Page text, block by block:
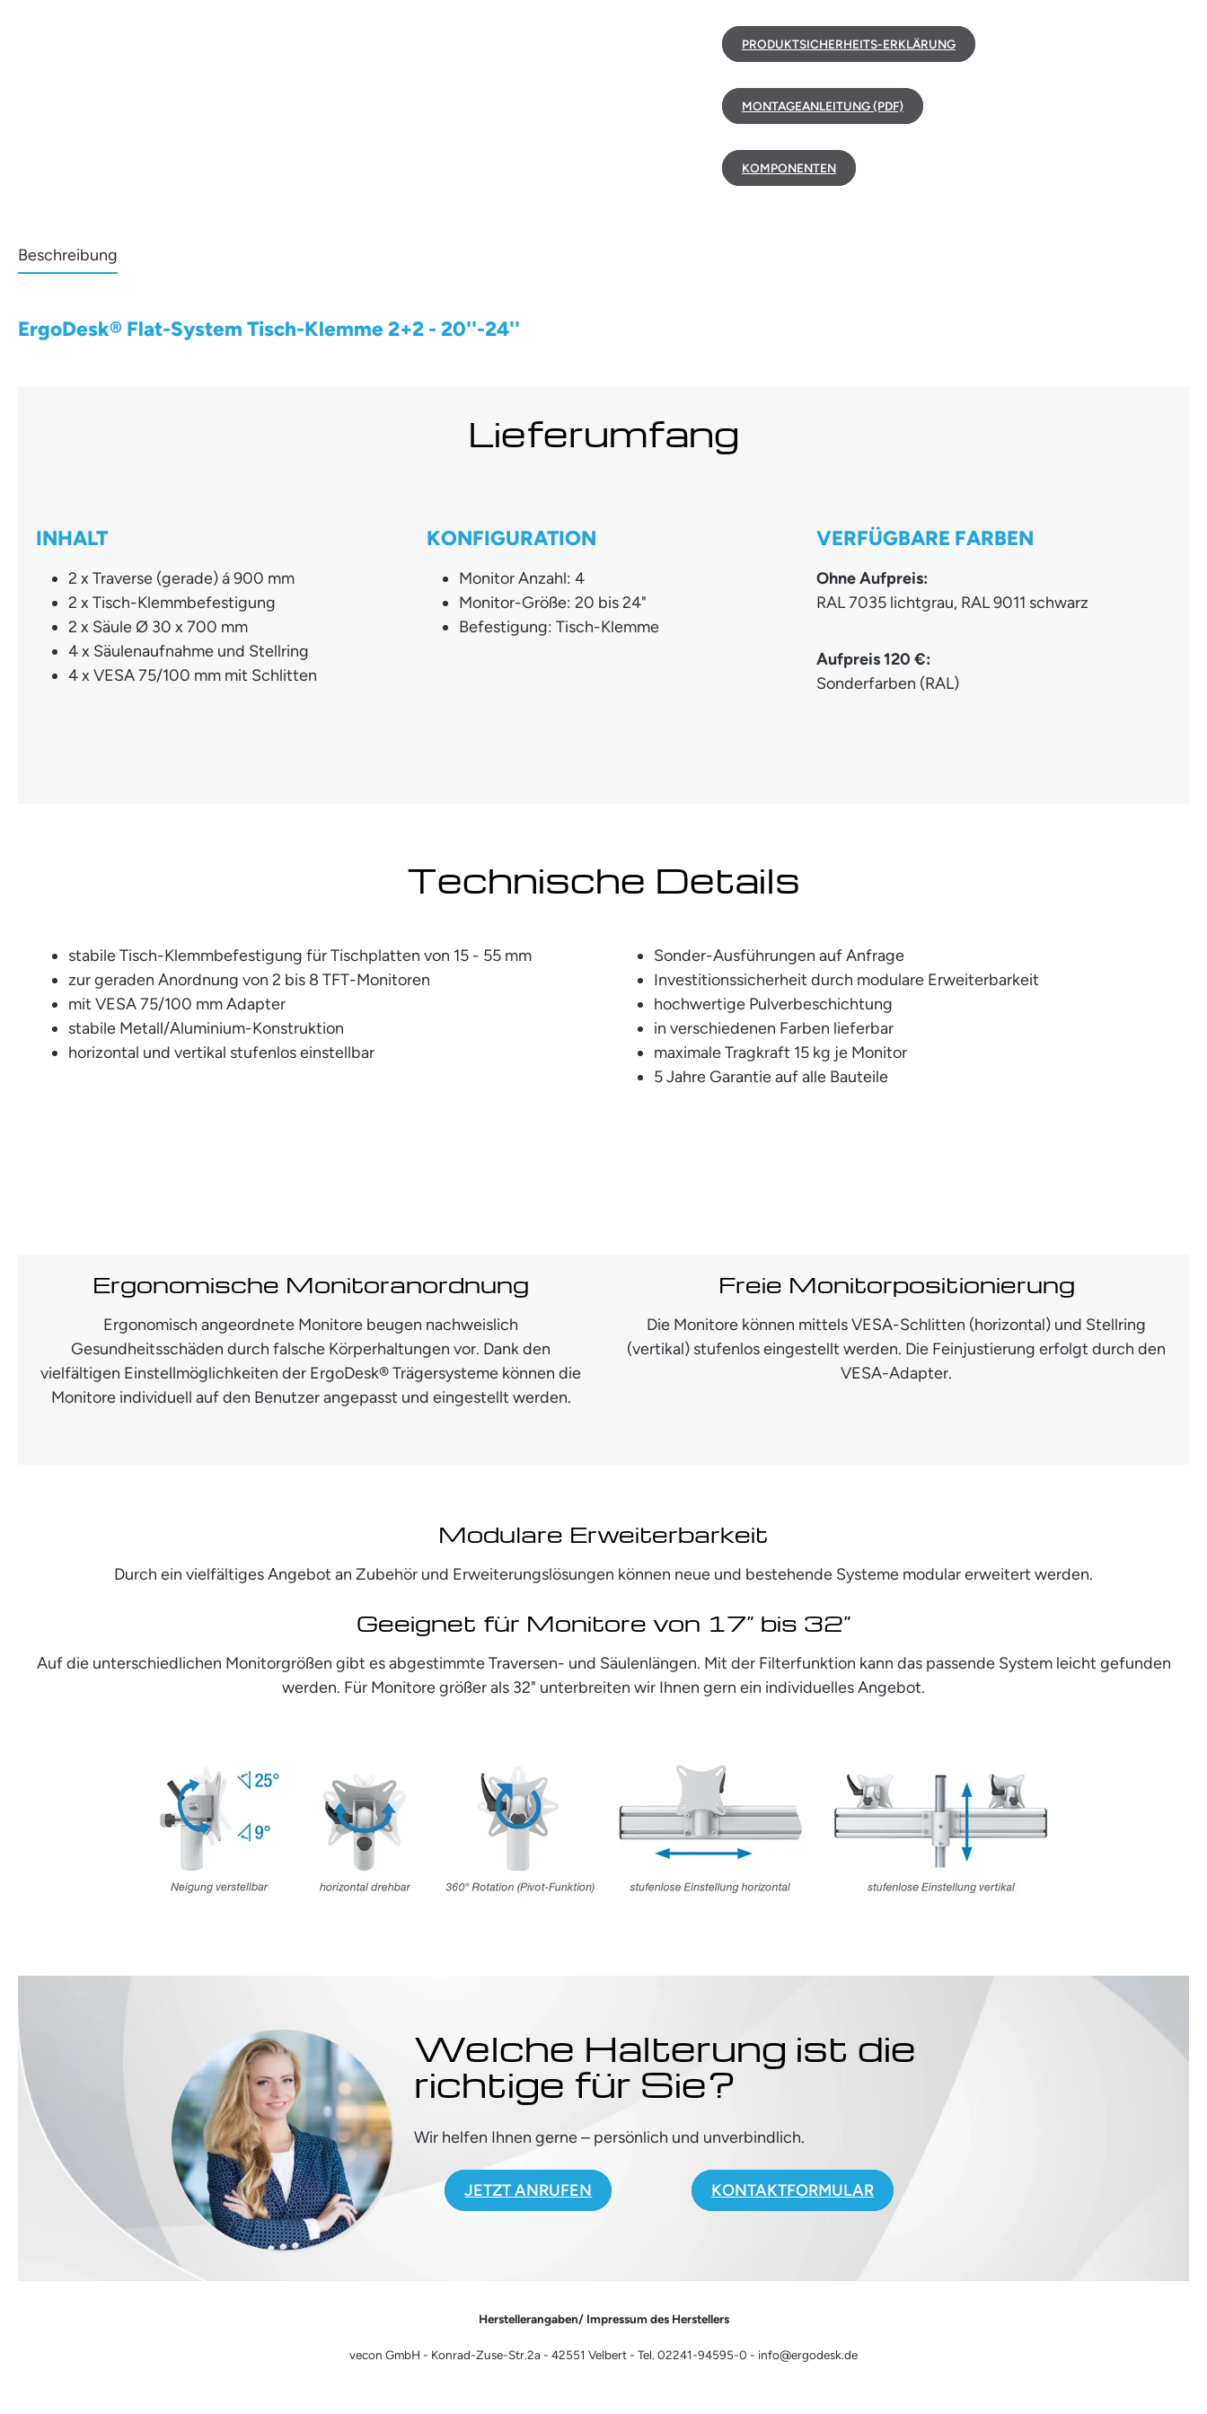
PRODUKTSICHERHEITS-ERKLÄRUNG
MONTAGEANLEITUNG (PDF)
KOMPONENTEN
Beschreibung
ErgoDesk® Flat-System Tisch-Klemme 2+2 - 20''-24''
Lieferumfang
INHALT
2 x Traverse (gerade) á 900 mm
2 x Tisch-Klemmbefestigung
2 x Säule Ø 30 x 700 mm
4 x Säulenaufnahme und Stellring
4 x VESA 75/100 mm mit Schlitten
KONFIGURATION
Monitor Anzahl: 4
Monitor-Größe: 20 bis 24"
Befestigung: Tisch-Klemme
VERFÜGBARE FARBEN
Ohne Aufpreis:
RAL 7035 lichtgrau, RAL 9011 schwarz
Aufpreis 120 €:
Sonderfarben (RAL)
Technische Details
stabile Tisch-Klemmbefestigung für Tischplatten von 15 - 55 mm
zur geraden Anordnung von 2 bis 8 TFT-Monitoren
mit VESA 75/100 mm Adapter
stabile Metall/Aluminium-Konstruktion
horizontal und vertikal stufenlos einstellbar
Sonder-Ausführungen auf Anfrage
Investitionssicherheit durch modulare Erweiterbarkeit
hochwertige Pulverbeschichtung
in verschiedenen Farben lieferbar
maximale Tragkraft 15 kg je Monitor
5 Jahre Garantie auf alle Bauteile
Ergonomische Monitoranordnung
Ergonomisch angeordnete Monitore beugen nachweislich
Gesundheitsschäden durch falsche Körperhaltungen vor. Dank den
vielfältigen Einstellmöglichkeiten der ErgoDesk® Trägersysteme können die
Monitore individuell auf den Benutzer angepasst und eingestellt werden.
Freie Monitorpositionierung
Die Monitore können mittels VESA-Schlitten (horizontal) und Stellring
(vertikal) stufenlos eingestellt werden. Die Feinjustierung erfolgt durch den
VESA-Adapter.
Modulare Erweiterbarkeit
Durch ein vielfältiges Angebot an Zubehör und Erweiterungslösungen können neue und bestehende Systeme modular erweitert werden.
Geeignet für Monitore von 17” bis 32”
Auf die unterschiedlichen Monitorgrößen gibt es abgestimmte Traversen- und Säulenlängen. Mit der Filterfunktion kann das passende System leicht gefunden
werden. Für Monitore größer als 32" unterbreiten wir Ihnen gern ein individuelles Angebot.
Welche Halterung ist die
richtige für Sie?
Wir helfen Ihnen gerne – persönlich und unverbindlich.
JETZT ANRUFEN KONTAKTFORMULAR
Herstellerangaben/ Impressum des Herstellers
vecon GmbH - Konrad-Zuse-Str.2a - 42551 Velbert - Tel. 02241-94595-0 - info@ergodesk.de